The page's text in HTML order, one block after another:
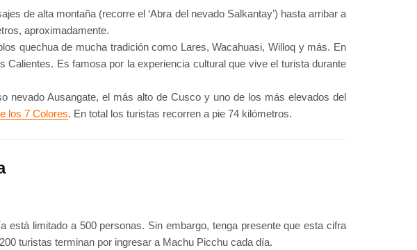
de alta montaña (recorre el ‘Abra del nevado Salkantay’) hasta arribar a
aproximadamente.
quechua de mucha tradición como Lares, Wacahuasi, Willoq y más. En
Es famosa por la experiencia cultural que vive el turista durante
nevado Ausangate, el más alto de Cusco y uno de los más elevados del
los 7 Colores. En total los turistas recorren a pie 74 kilómetros.
limitado a 500 personas. Sin embargo, tenga presente que esta cifra
turistas terminan por ingresar a Machu Picchu cada día.